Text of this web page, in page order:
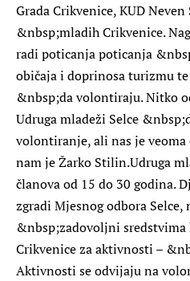
Grada Crikvenice, KUD Neven
&nbsp;mladih Crikvenice.
radi poticanja poticanja
običaja i doprinosa turizmu
&nbsp;da volontiraju. Nitko
Udruga mladeži Selce
volontiranje, ali nas je
nam je Žarko Stilin.Udruga
članova od 15 do 30 godina.
zgradi Mjesnog odbora
&nbsp;zadovoljni sredstvima
Crikvenice za aktivnosti –
Aktivnosti se odvijaju na